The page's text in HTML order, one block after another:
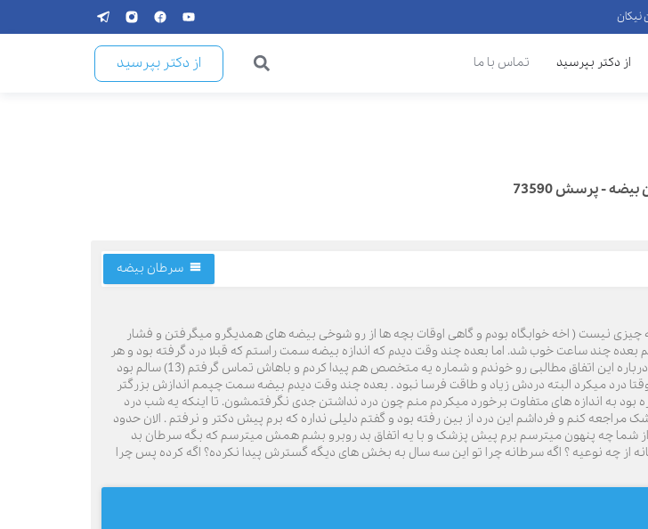
از دکتر بپرسید تماس با ما از دکتر بپرسید
- پرسش 73590
سرطان بیضه
نیست ( اخه خوابگاه بودم و گاهی اوقات بچه ها از رو شوخی بیضه های همدیگرو میگرفتن و فشار
چند ساعت خوب شد. اما بعده چند وقت دیدم که اندازه بیضه سمت راستم که قبلا درد گرفته بود و هر
از چند گاهی هم یه درد کوچک داشت بزرگتر از بیضه چپم شده سراغ وب سایت ها رفتم و درباره این اتفاق مطالبی رو خوندم و شماره یه متخصص هم پیدا کردم و باهاش تماس گرفتم (13) سالم بود
میکرد البته دردش زیاد و طاقت فرسا نبود . بعده چند وقت دیدم بیضه سمت چپمم اندازش بزرگتر
به اندازه های متفاوت برخورد میکردم منم چون درد نداشتن جدی نگرفتمشون. تا اینکه یه شب درد
کنم و فرداشم این درد از بین رفته بود و گفتم دلیلی نداره که برم پیش دکتر و نرفتم . الان حدود
شما چه پنهون میترسم برم پیش پزشک و با یه اتفاق بد روبرو بشم همش میترسم که بگه سرطان بد
از چه نوعیه ؟ اگه سرطانه چرا تو این سه سال به بخش های دیگه گسترش پیدا نکرده؟ اگه کرده پس چرا